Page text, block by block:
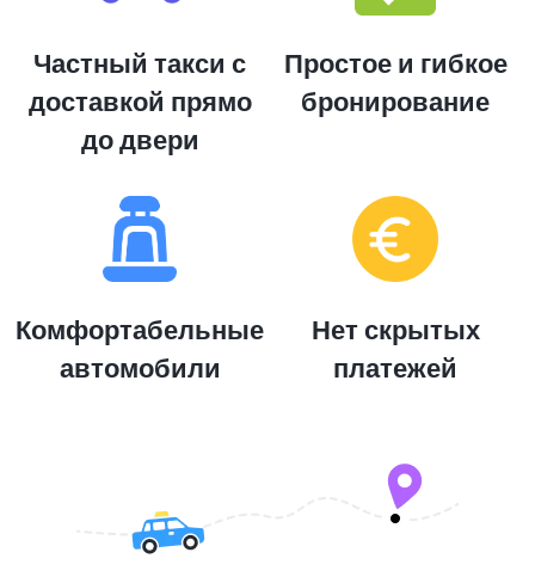
Частный такси с
доставкой прямо
до двери
Простое и гибкое
бронирование
Комфортабельные
автомобили
Нет скрытых
платежей